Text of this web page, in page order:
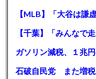
石破自民党 また増税